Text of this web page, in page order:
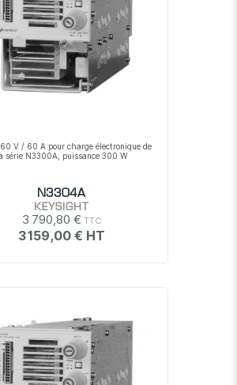
V / 60 A pour charge électronique de
série N3300A, puissance 300 W
N3304A
KEYSIGHT
3 790,80 €
3 159,00 €